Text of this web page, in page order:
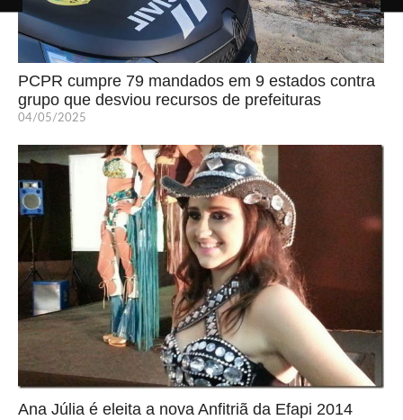
PCPR cumpre 79 mandados em 9 estados contra
grupo que desviou recursos de prefeituras
04/05/2025
Ana Júlia é eleita a nova Anfitriã da Efapi 2014